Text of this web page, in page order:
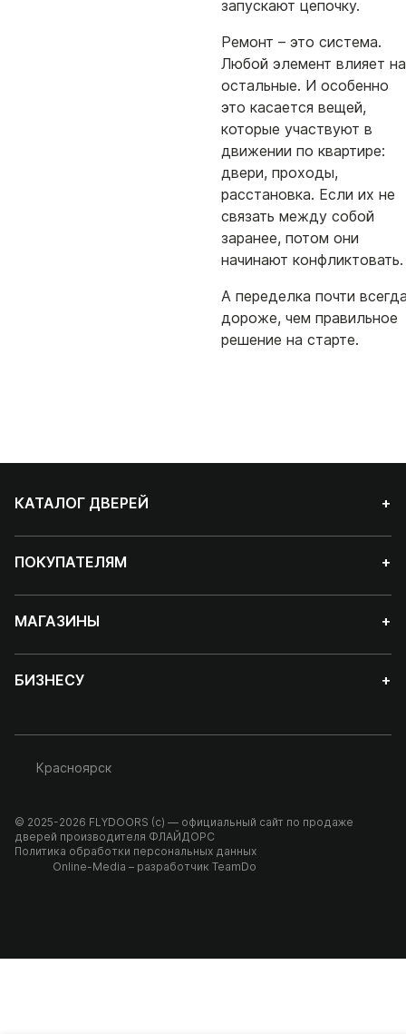
запускают цепочку.
Ремонт – это система.
Любой элемент влияет на
остальные. И особенно
это касается вещей,
которые участвуют в
движении по квартире:
двери, проходы,
расстановка. Если их не
связать между собой
заранее, потом они
начинают конфликтовать.
А переделка почти
дороже, чем правильное
решение на старте.
КАТАЛОГ ДВЕРЕЙ +
ПОКУПАТЕЛЯМ +
МАГАЗИНЫ +
БИЗНЕСУ +
Красноярск
© 2025-2026 FLYDOORS (с) — официальный сайт по продаже
дверей производителя ФЛАЙДОРС
Политика обработки персональных данных
Online-Media – разработчик TeamDo